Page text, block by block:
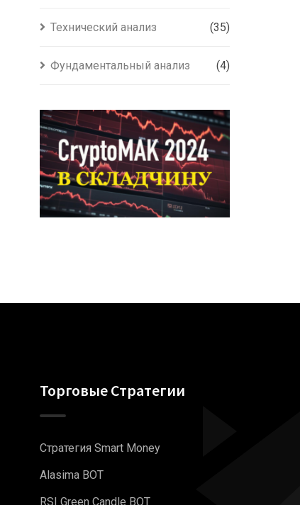
Технический анализ (35)
Фундаментальный анализ (4)
Торговые Стратегии
Стратегия Smart Money
Alasima BOT
RSI Green Candle BOT